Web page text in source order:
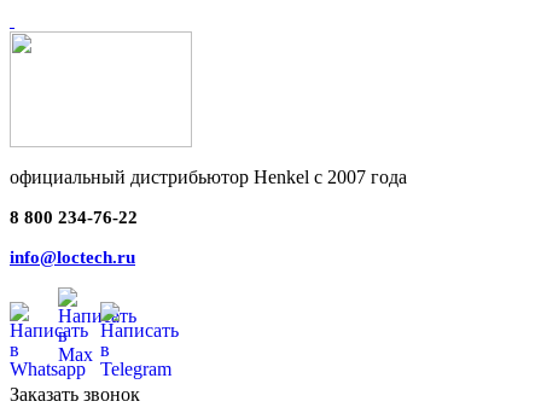
официальный дистрибьютор Henkel с 2007 года
8 800 234-76-22
info@loctech.ru
Заказать звонок